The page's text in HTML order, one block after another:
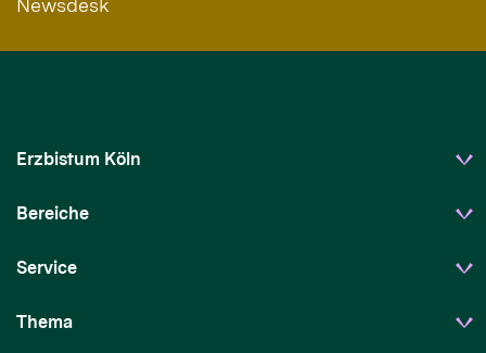
Newsdesk
Erzbistum Köln
Bereiche
Service
Thema